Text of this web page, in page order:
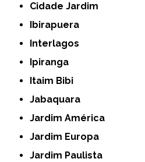
Cidade Jardim
Ibirapuera
Interlagos
Ipiranga
Itaim Bibi
Jabaquara
Jardim América
Jardim Europa
Jardim Paulista